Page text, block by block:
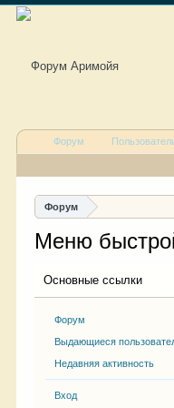
Форум
Меню
Основные ссылки
Форум
Выдающиеся
Недавняя активность
Вход
Форум